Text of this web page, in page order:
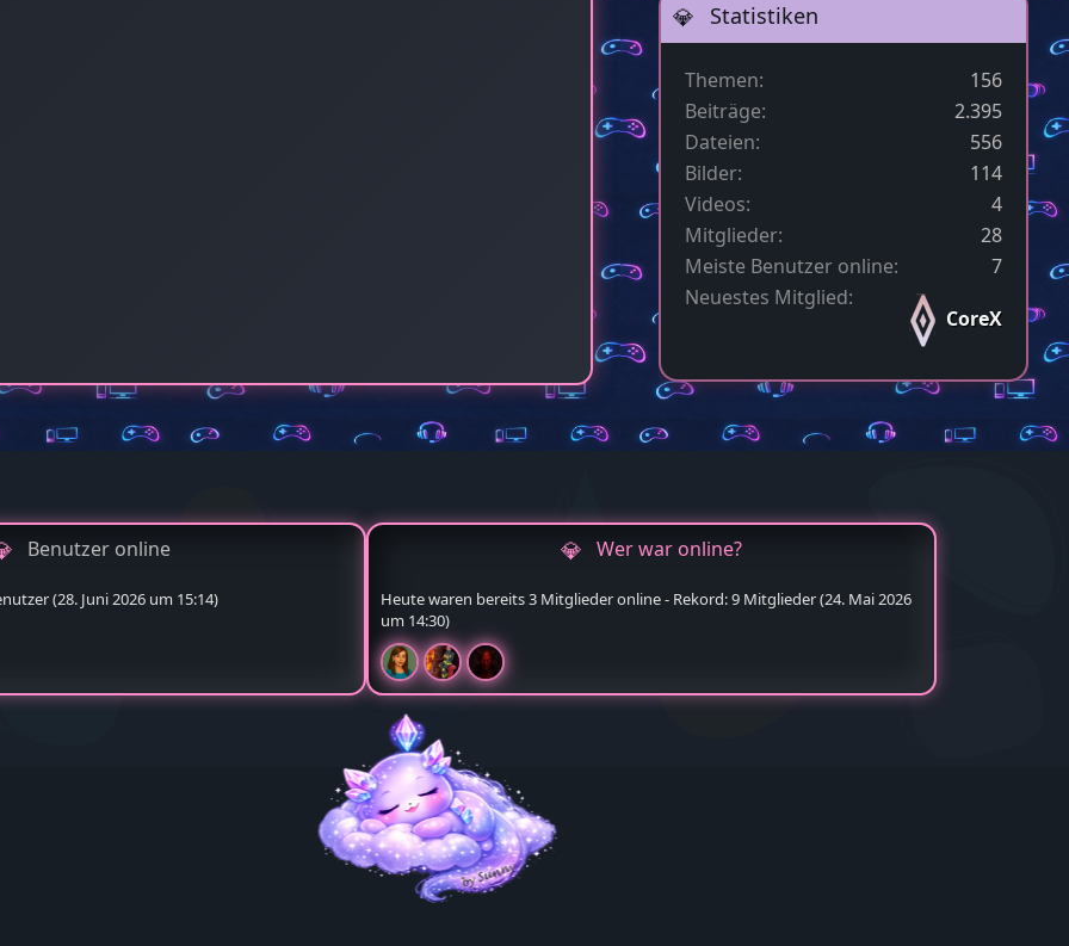
Statistiken
Themen
156
Beiträge
2.395
Dateien
556
Bilder
114
Videos
4
Mitglieder
28
Meiste Benutzer online
7
Neuestes Mitglied
CoreX
Benutzer online
(28. Juni 2026 um 15:14)
Wer war online?
Heute waren bereits 3 Mitglieder online - Rekord: 9 Mitglieder (24. Mai 2026
um 14:30)